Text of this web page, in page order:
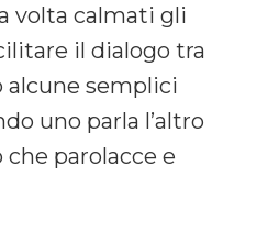
volta calmati gli
il dialogo tra
semplici
uno parla l’altro
parolacce e